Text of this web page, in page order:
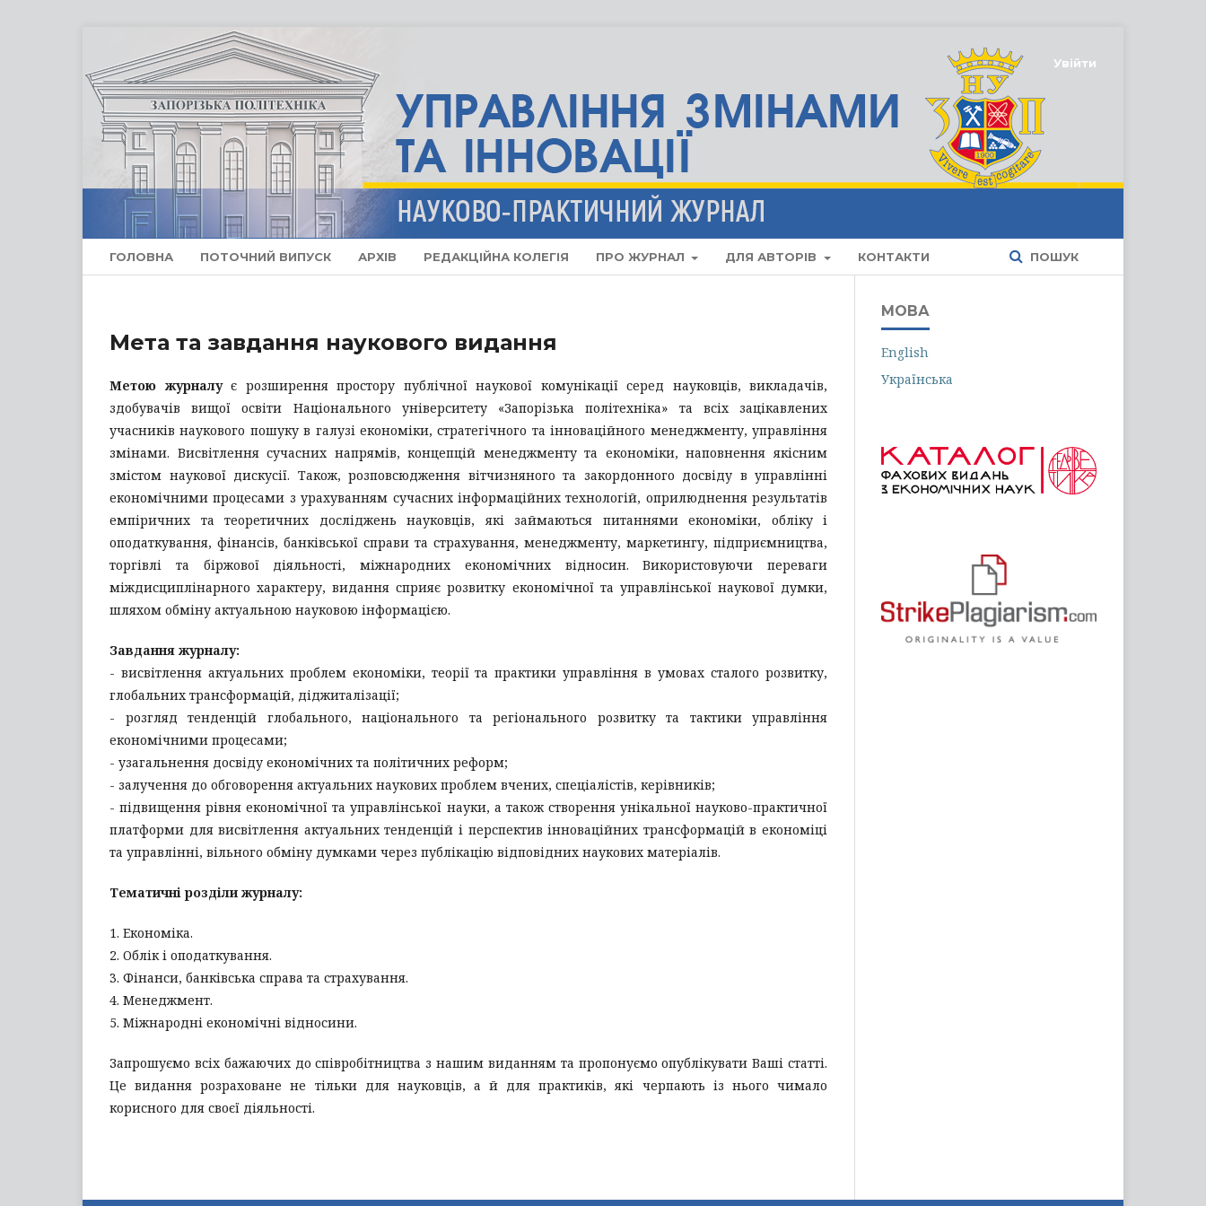
ГОЛОВНА ПОТОЧНИЙ ВИПУСК АРХІВ РЕДАКЦІЙНА КОЛЕГІЯ ПРО ЖУРНАЛ ДЛЯ АВТОРІВ КОНТАКТИ ПОШУК
Увійти
Мета та завдання наукового видання
Метою журналує розширення простору публічної наукової комунікації серед науковців, викладачів,
здобувачів вищої освіти Національного університету «Запорізька політехніка» та всіх зацікавлених
учасників наукового пошуку в галузі економіки, стратегічного та інноваційного менеджменту, управління
змінами. Висвітлення сучасних напрямів, концепцій менеджменту та економіки, наповнення якісним
змістом наукової дискусії. Також, розповсюдження вітчизняного та закордонного досвіду в управлінні
економічними процесами з урахуванням сучасних інформаційних технологій, оприлюднення результатів
емпіричних та теоретичних досліджень науковців, які займаються питаннями економіки, обліку і
оподаткування, фінансів, банківської справи та страхування, менеджменту, маркетингу, підприємництва,
торгівлі та біржової діяльності, міжнародних економічних відносин. Використовуючи переваги
міждисциплінарного характеру, видання сприяє розвитку економічної та управлінської наукової думки,
шляхом обміну актуальною науковою інформацією.
Завдання журналу:
- висвітлення актуальних проблем економіки, теорії та практики управління в умовах сталого розвитку,
глобальних трансформацій, діджиталізації;
- розгляд тенденцій глобального, національного та регіонального розвитку та тактики управління
економічними процесами;
- узагальнення досвіду економічних та політичних реформ;
- залучення до обговорення актуальних наукових проблем вчених, спеціалістів, керівників;
- підвищення рівня економічної та управлінської науки, а також створення унікальної науково-практичної
платформи для висвітлення актуальних тенденцій і перспектив інноваційних трансформацій в економіці
та управлінні, вільного обміну думками через публікацію відповідних наукових матеріалів.
Тематичні розділи журналу:
1. Економіка.
2. Облік і оподаткування.
3. Фінанси, банківська справа та страхування.
4. Менеджмент.
5. Міжнародні економічні відносини.
Запрошуємо всіх бажаючих до співробітництва з нашим виданням та пропонуємо опублікувати Ваші статті.
Це видання розраховане не тільки для науковців, а й для практиків, які черпають із нього чимало
корисного для своєї діяльності.
МОВА
English
Українська